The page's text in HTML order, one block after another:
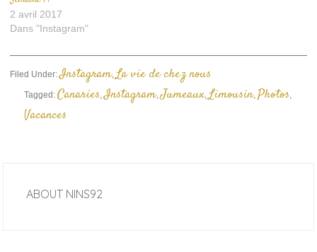
2 avril 2017
Dans "Instagram"
Filed Under:Instagram,La vie de chez nous
Tagged:Canaries,Instagram,Jumeaux,Limousin,Photos,
Vacances
ABOUT NINS92